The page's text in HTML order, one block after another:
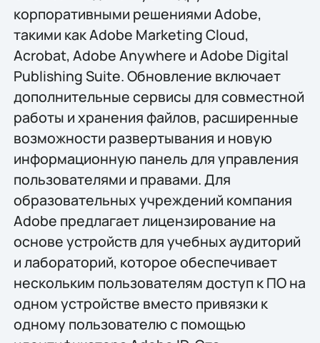
корпоративными решениями Adobe,
такими как Adobe Marketing Cloud,
Acrobat, Adobe Anywhere и Adobe Digital
Publishing Suite. Обновление включает
дополнительные сервисы для совместной
работы и хранения файлов, расширенные
возможности развертывания и новую
информационную панель для управления
пользователями и правами. Для
образовательных учреждений компания
Adobe предлагает лицензирование на
основе устройств для учебных аудиторий
и лабораторий, которое обеспечивает
нескольким пользователям доступ к ПО на
одном устройстве вместо привязки к
одному пользователю с помощью